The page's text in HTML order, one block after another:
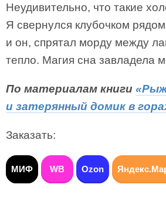
Неудивительно, что такие
Я свернулся клубочком
и он, спрятал морду между
тепло. Магия сна завладела
По материалам книги
и затерянный домик в
Заказать:
МИФ WB Ozon